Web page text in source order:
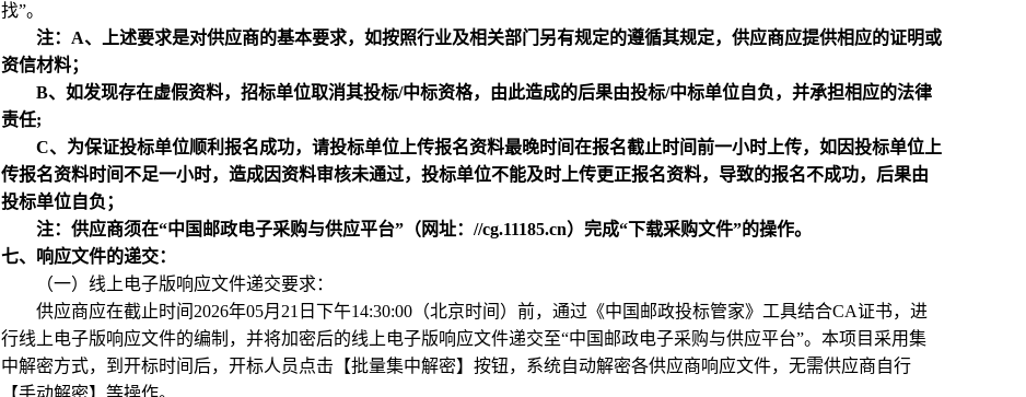
找”。
注：A、上述要求是对供应商的基本要求，如按照行业及相关部门另有规定的遵循其规定，供应商应提供相应的证明或
资信材料；
B、如发现存在虚假资料，招标单位取消其投标/中标资格，由此造成的后果由投标/中标单位自负，并承担相应的法律
责任;
C、为保证投标单位顺利报名成功，请投标单位上传报名资料最晚时间在报名截止时间前一小时上传，如因投标单位上
传报名资料时间不足一小时，造成因资料审核未通过，投标单位不能及时上传更正报名资料，导致的报名不成功，后果由
投标单位自负；
注：供应商须在“中国邮政电子采购与供应平台”（网址：//cg.11185.cn）完成“下载采购文件”的操作。
七、响应文件的递交：
（一）线上电子版响应文件递交要求：
供应商应在截止时间2026年05月21日下午14:30:00（北京时间）前，通过《中国邮政投标管家》工具结合CA证书，进
行线上电子版响应文件的编制，并将加密后的线上电子版响应文件递交至“中国邮政电子采购与供应平台”。本项目采用集
中解密方式，到开标时间后，开标人员点击【批量集中解密】按钮，系统自动解密各供应商响应文件，无需供应商自行
【手动解密】等操作。